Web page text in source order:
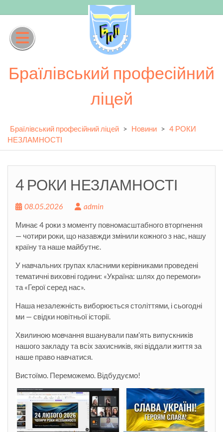
to
content
Браїлівський професійний
ліцей
Браїлівський професійний ліцей > Новини > 4 РОКИ
НЕЗЛАМНОСТІ
4 РОКИ НЕЗЛАМНОСТІ
08.05.2026 admin
Минає 4 роки з моменту повномасштабного вторгнення
— чотири роки, що назавжди змінили кожного з нас, нашу
країну та наше майбутнє.
У навчальних групах класними керівниками проведені
тематичні виховні години: «Україна: шлях до перемоги»
та «Герої серед нас».
Наша незалежність виборюється століттями, і сьогодні
ми — свідки новітньої історії.
Хвилиною мовчання вшанували пам’ять випускників
нашого закладу та всіх захисників, які віддали життя за
наше право навчатися.
Вистоїмо. Переможемо. Відбудуємо!